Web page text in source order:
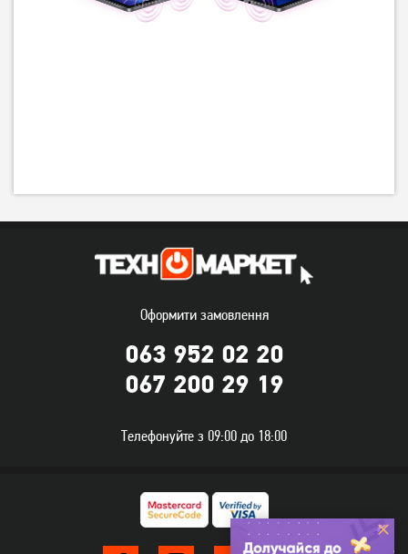
Оформити замовлення
063 952 02 20
067 200 29 19
Телефонуйте з 09:00 до 18:00